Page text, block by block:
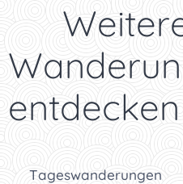
👉
entdecken
Tageswanderungen